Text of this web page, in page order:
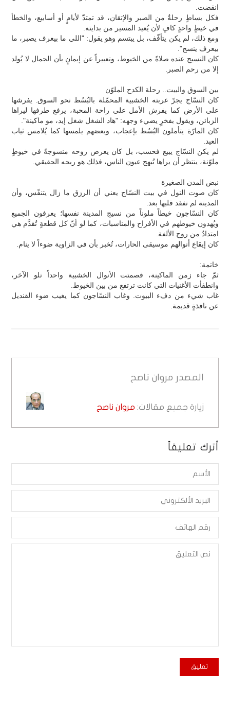
انقضت.
فكل بساطٍ رحلةٌ من الصبر والإتقان، قد تمتدّ لأيامٍ أو أسابيع، والخطأ
في خيطٍ واحدٍ كافٍ لأن يُعيد المسير من بدايته.
ومع ذلك، لم يكن يتأفّف، بل يبتسم وهو يقول: "اللي ما بيعرف يصبر، ما
بيعرف ينسج".
كان النسيج عنده صلاةً من الخيوط، وتعبيراً عن إيمانٍ بأن الجمال لا يُولد
إلا من رحم الصبر.
بين السوق والبيت.. رحلة الكدح الملوّن
كان النسّاج يجرّ عربته الخشبية المحمّلة بالبُسُط نحو السوق. يفرشها
على الأرض كما يفرش الأمل على راحة المحبة، يرفع طرفها ليراها
الزبائن، ويقول بفخرٍ يضيء وجهه: "هاد الشغل شغل إيد، مو ماكينة".
كان المارّة يتأملون البُسُط بإعجاب، وبعضهم يلمسها كما يُلامس ثياب
العيد.
لم يكن النسّاج يبيع فحسب، بل كان يعرض روحه منسوجةً في خيوطٍ
ملوّنة، ينتظر أن يراها تُبهج عيون الناس، فذلك هو ربحه الحقيقي.
نبض المدن الصغيرة
كان صوت النول في بيت النسّاج يعني أن الرزق ما زال يتنفّس، وأن
المدينة لم تفقد قلبها بعد.
كان النسّاجون خيطاً ملوناً من نسيج المدينة نفسها؛ يعرفون الجميع
ويُهدون خيوطهم في الأفراح والمناسبات، كما لو أنّ كل قطعةٍ تُقدَّم هي
امتدادٌ من روح الألفة.
كان إيقاع أنوالهم موسيقى الحارات، تُخبر بأن في الزاوية ضوءاً لا ينام.
خاتمة:
ثمّ جاء زمن الماكينة، فصمتت الأنوال الخشبية واحداً تلو الآخر،
وانطفأت الأغنيات التي كانت ترتفع من بين الخيوط.
غاب شيء من دفء البيوت. وغاب النسّاجون كما يغيب ضوء القنديل
عن نافذةٍ قديمة.
المصدر مروان ناصح
زيارة جميع مقالات: مروان ناصح
أترك تعليقاً